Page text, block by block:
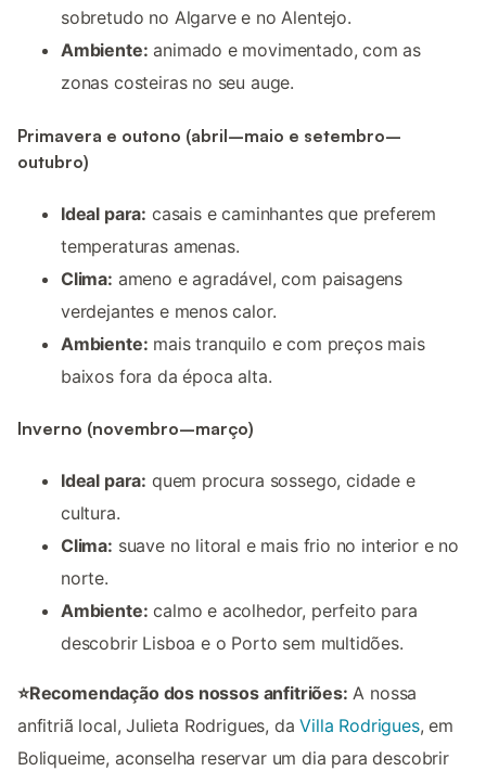
sobretudo no Algarve e no Alentejo.
Ambiente: animado e movimentado, com as
zonas costeiras no seu auge.
Primavera e outono (abril–maio e setembro–
outubro)
Ideal para: casais e caminhantes que preferem
temperaturas amenas.
Clima: ameno e agradável, com paisagens
verdejantes e menos calor.
Ambiente: mais tranquilo e com preços mais
baixos fora da época alta.
Inverno (novembro–março)
Ideal para: quem procura sossego, cidade e
cultura.
Clima: suave no litoral e mais frio no interior e no
norte.
Ambiente: calmo e acolhedor, perfeito para
descobrir Lisboa e o Porto sem multidões.
⭐Recomendação dos nossos anfitriões: A nossa
anfitriã local, Julieta Rodrigues, daVilla Rodrigues, em
Boliqueime, aconselha reservar um dia para descobrir